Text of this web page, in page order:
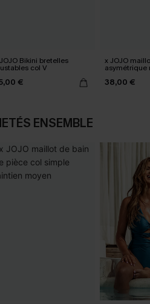
Bikini bretelles
col V
€
x JOJO
asymétrique
moyen
38,00 €
ENSEMBLE